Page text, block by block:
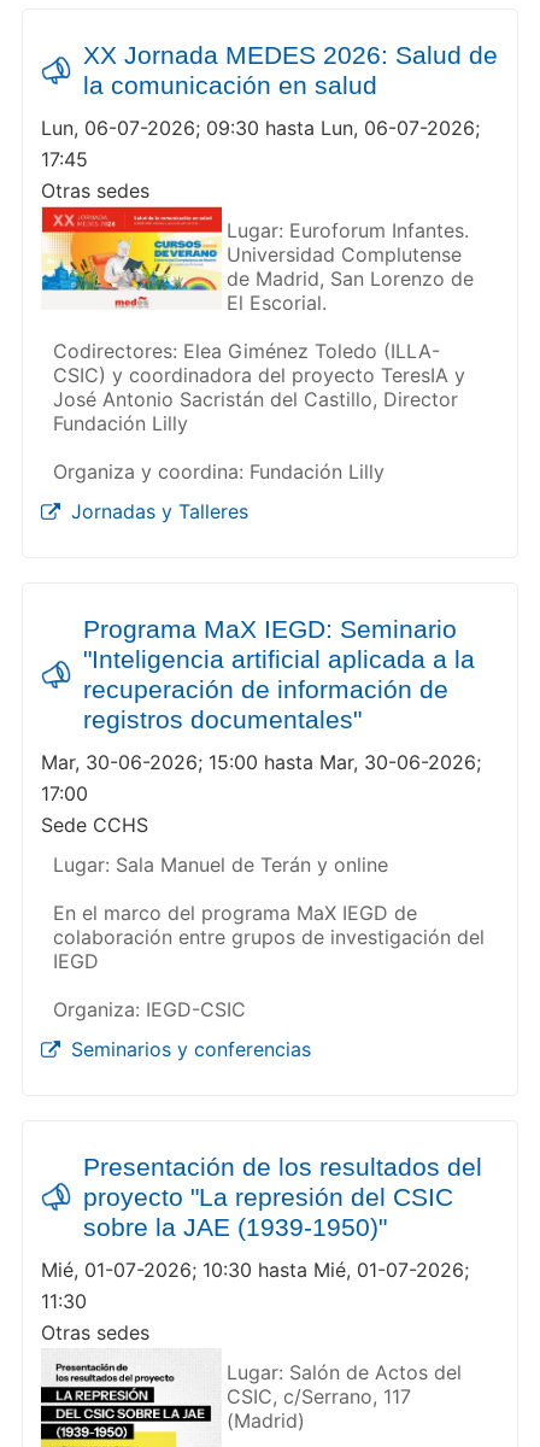
XX Jornada MEDES 2026: Salud de
la comunicación en salud
Lun, 06-07-2026; 09:30 hasta Lun, 06-07-2026;
17:45
Otras sedes
Lugar: Euroforum Infantes.
Universidad Complutense
de Madrid, San Lorenzo de
El Escorial.
Codirectores: Elea Giménez Toledo (ILLA-
CSIC) y coordinadora del proyecto TeresIA y
José Antonio Sacristán del Castillo, Director
Fundación Lilly
Organiza y coordina: Fundación Lilly
Jornadas y Talleres
Programa MaX IEGD: Seminario
"Inteligencia artificial aplicada a la
recuperación de información de
registros documentales"
Mar, 30-06-2026; 15:00 hasta Mar, 30-06-2026;
17:00
Sede CCHS
Lugar: Sala Manuel de Terán y online
En el marco del programa MaX IEGD de
colaboración entre grupos de investigación del
IEGD
Organiza: IEGD-CSIC
Seminarios y conferencias
Presentación de los resultados del
proyecto "La represión del CSIC
sobre la JAE (1939-1950)"
Mié, 01-07-2026; 10:30 hasta Mié, 01-07-2026;
11:30
Otras sedes
Lugar: Salón de Actos del
CSIC, c/Serrano, 117
(Madrid)